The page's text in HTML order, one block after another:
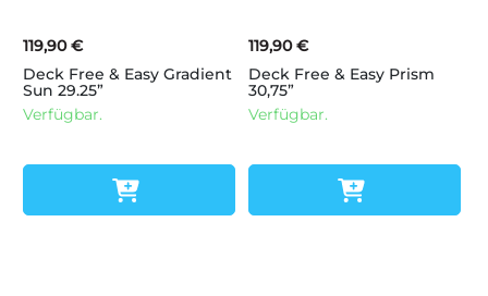
119,90 €
Deck Free & Easy Gradient
Sun 29.25”
Verfügbar.
119,90 €
Deck Free & Easy Prism
30,75”
Verfügbar.